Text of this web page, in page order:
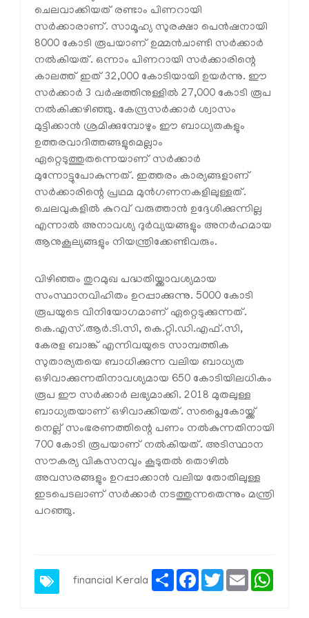
ചെലവാക്കിയത് രണ്ടാം പിണറായി
സർക്കാരാണ്. സാമൂഹ്യ സുരക്ഷാ പെൻഷനായി
8000 കോടി രൂപയാണ് ഉമ്മൻചാണ്ടി സർക്കാർ
നൽകിയത്. ഒന്നാം പിണറായി സർക്കാരിന്റെ
കാലത്ത് ഇത് 32,000 കോടിയായി ഉയർന്നു. ഈ
സർക്കാർ 3 വർഷത്തിനുള്ളിൽ 27,000 കോടി രൂപ
നൽകിക്കഴിഞ്ഞു. കേന്ദ്രസർക്കാർ ശ്വാസം
മുട്ടിക്കാൻ ശ്രമിക്കുമ്പോഴും ഈ ബാധ്യതകളും
ഉത്തരവാദിത്തങ്ങളുമെല്ലാം
ഏറ്റെടുത്തുതന്നെയാണ് സർക്കാർ
മുന്നോട്ടുപോകുന്നത്. ഇത്തരം കാര്യങ്ങളാണ്
സർക്കാരിന്റെ പ്രഥമ മുൻഗണനകളിലുള്ളത്.
ചെലവുകളിൽ കുറവ് വരുത്താൻ ഉദ്ദേശിക്കുന്നില്ല
എന്നാൽ അനാവശ്യ ദുർവ്യയങ്ങളും അനർഹമായ
ആനുകൂല്യങ്ങളും നിയന്ത്രിക്കേണ്ടിവരും.
വിഴിഞ്ഞം തുറമുഖ പദ്ധതിയ്ക്കാവശ്യമായ
സംസ്ഥാനവിഹിതം ഉറപ്പാക്കുന്നു. 5000 കോടി
രൂപയുടെ വിനിയോഗമാണ് ഏറ്റെടുക്കുന്നത്.
കെ.എസ്.ആർ.ടി.സി, കെ.റ്റി.ഡി.എഫ്.സി,
കേരള ബാങ്ക് എന്നിവയുടെ സാമ്പത്തിക
സുതാര്യതയെ ബാധിക്കുന്ന വലിയ ബാധ്യത
ഒഴിവാക്കുന്നതിനാവശ്യമായ 650 കോടിയിലധികം
രൂപ ഈ സർക്കാർ ലഭ്യമാക്കി. 2018 മുതലുള്ള
ബാധ്യതയാണ് ഒഴിവാക്കിയത്. സപ്ലൈകോയ്ക്ക്
നെല്ല് സംഭരണത്തിന്റെ പണം നൽകുന്നതിനായി
700 കോടി രൂപയാണ് നൽകിയത്. അടിസ്ഥാന
സൗകര്യ വികസനവും കൂടുതൽ തൊഴിൽ
അവസരങ്ങളും ഉറപ്പാക്കാൻ വലിയ തോതിലുള്ള
ഇടപെടലാണ് സർക്കാർ നടത്തുന്നതെന്നും മന്ത്രി
പറഞ്ഞു.
financial Kerala
ShareFacebook
TwitterEmail